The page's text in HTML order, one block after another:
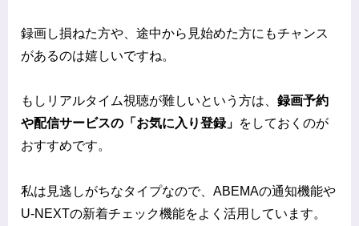
録画し損ねた方や、途中から見始めた方にもチャンス
があるのは嬉しいですね。
もしリアルタイム視聴が難しいという方は、 録画予約
や配信サービスの「お気に入り登録」 をしておくのが
おすすめです。
私は見逃しがちなタイプなので、ABEMAの通知機能や
U-NEXTの新着チェック機能をよく活用しています。